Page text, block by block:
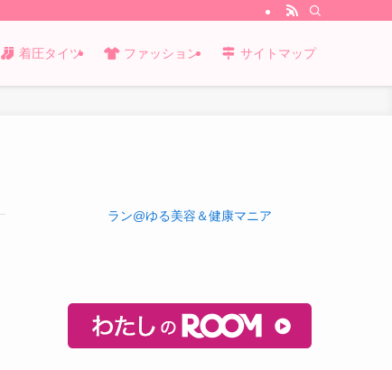
着圧タイツ ファッション サイトマップ
ラン@ゆる美容＆健康マニア